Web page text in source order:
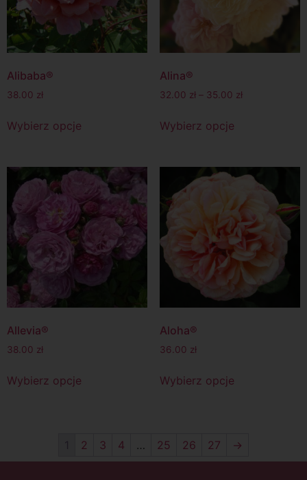
Alibaba®
38.00 zł
Wybierz opcje
Alina®
32.00 zł – 35.00 zł
Wybierz opcje
Allevia®
38.00 zł
Wybierz opcje
Aloha®
36.00 zł
Wybierz opcje
1 2 3 4 … 25 26 27 →